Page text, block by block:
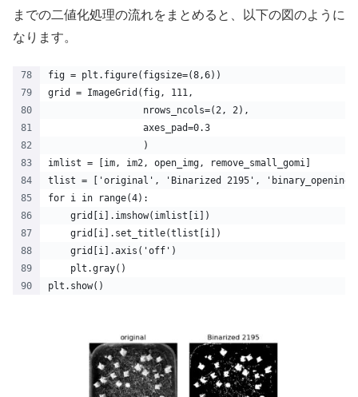
までの二値化処理の流れをまとめると、以下の図のように
なります。
fig = plt.figure(figsize=(8,6))
grid = ImageGrid(fig, 111,
                 nrows_ncols=(2, 2),
                 axes_pad=0.3
                 )
imlist = [im, im2, open_img, remove_small_gomi]
tlist = ['original', 'Binarized 2195', 'binary_opening
for i in range(4):
    grid[i].imshow(imlist[i])
    grid[i].set_title(tlist[i])
    grid[i].axis('off')
    plt.gray()
plt.show()